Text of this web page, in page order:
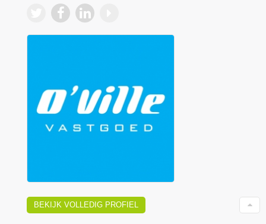
BEKIJK VOLLEDIG PROFIEL